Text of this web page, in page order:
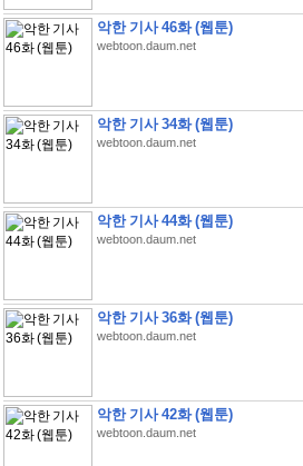
악한 기사 46화 (웹툰)
webtoon.daum.net
악한 기사 34화 (웹툰)
webtoon.daum.net
악한 기사 44화 (웹툰)
webtoon.daum.net
악한 기사 36화 (웹툰)
webtoon.daum.net
악한 기사 42화 (웹툰)
webtoon.daum.net